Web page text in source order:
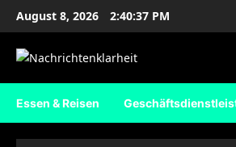
Skip
content
August 8, 2026 2:40:38 PM
Essen & Reisen